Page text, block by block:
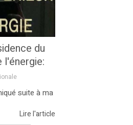
du
l'énergie:
suite à ma
Lire l'article